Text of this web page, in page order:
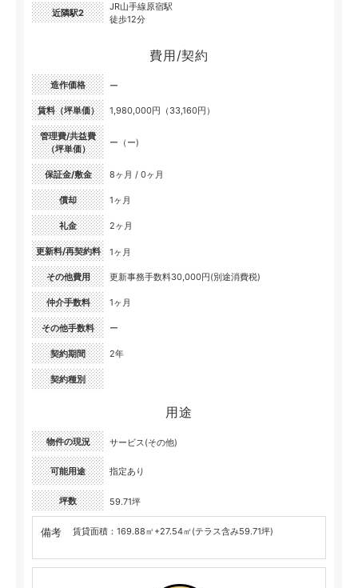
近隣駅2
JR山手線原宿駅
徒歩12分
費用/契約
造作価格 ー
賃料（坪単価） 1,980,000円（33,160円）
管理費/共益費
（坪単価）
ー（ー)
保証金/敷金 8ヶ月 / 0ヶ月
償却 1ヶ月
礼金 2ヶ月
更新料/再契約料 1ヶ月
その他費用 更新事務手数料30,000円(別途消費税)
仲介手数料 1ヶ月
その他手数料 ー
契約期間 2年
契約種別
用途
物件の現況 サービス(その他)
可能用途 指定あり
坪数 59.71坪
備考 賃貸面積：169.88㎡+27.54㎡(テラス含み59.71坪)